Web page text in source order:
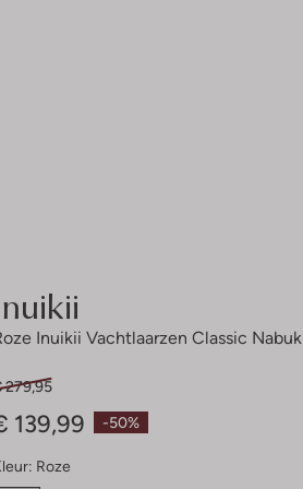
Inuikii Vachtlaarzen Classic Nabuk
-50%
279,95
139,99
Roze